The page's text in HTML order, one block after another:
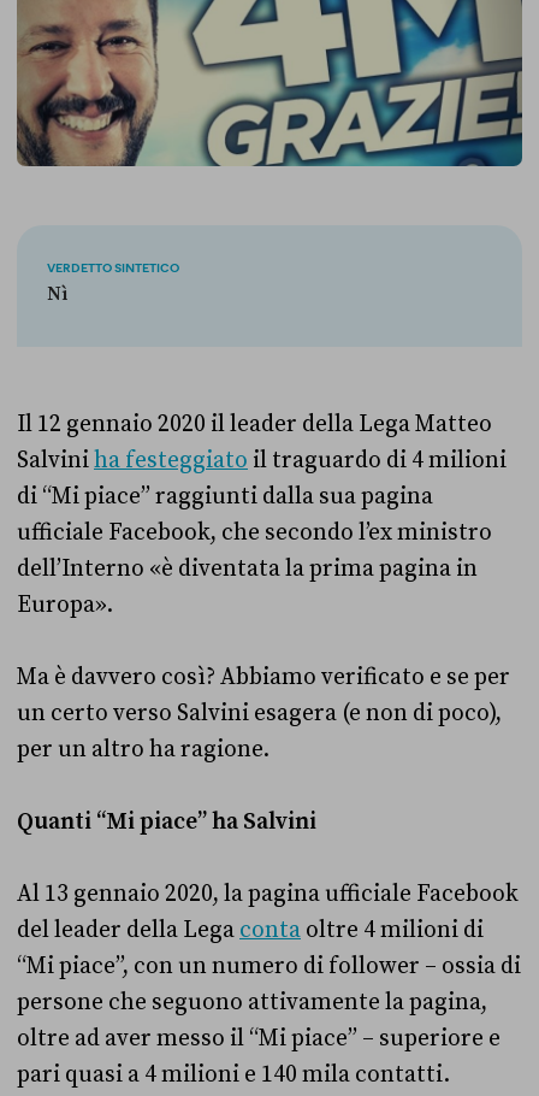
VERDETTO SINTETICO
Nì
Il 12 gennaio 2020 il leader della Lega Matteo
Salviniha festeggiato il traguardo di 4 milioni
di “Mi piace” raggiunti dalla sua pagina
ufficiale Facebook, che secondo l’ex ministro
dell’Interno «è diventata la prima pagina in
Europa».
Ma è davvero così? Abbiamo verificato e se per
un certo verso Salvini esagera (e non di poco),
per un altro ha ragione.
Quanti “Mi piace” ha Salvini
Al 13 gennaio 2020, la pagina ufficiale Facebook
del leader della Lega conta oltre 4 milioni di
“Mi piace”, con un numero di follower – ossia di
persone che seguono attivamente la pagina,
oltre ad aver messo il “Mi piace” – superiore e
pari quasi a 4 milioni e 140 mila contatti.